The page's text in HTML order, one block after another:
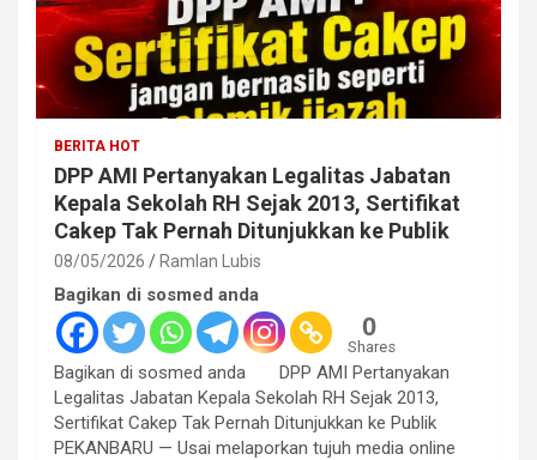
BERITA HOT
DPP AMI Pertanyakan Legalitas Jabatan
Kepala Sekolah RH Sejak 2013, Sertifikat
Cakep Tak Pernah Ditunjukkan ke Publik
08/05/2026 Ramlan Lubis
Bagikan di sosmed anda
0
Shares
Bagikan di sosmed anda DPP AMI Pertanyakan
Legalitas Jabatan Kepala Sekolah RH Sejak 2013,
Sertifikat Cakep Tak Pernah Ditunjukkan ke Publik
PEKANBARU — Usai melaporkan tujuh media online